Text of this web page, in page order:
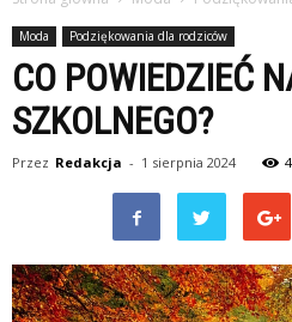
Moda Podziękowania dla rodziców
CO POWIEDZIEĆ
SZKOLNEGO?
Przez Redakcja - 1 sierpnia 2024